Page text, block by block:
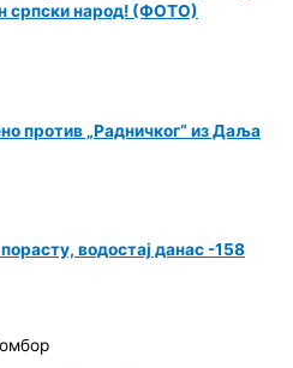
српски народ! (ФОТО)
против „Радничког“ из Даља
водостај данас -158